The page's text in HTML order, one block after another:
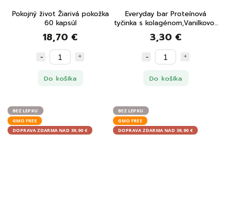
Pokojný život Žiarivá pokožka
60 kapsúl
18,70 €
Do košíka
Everyday bar Proteínová
tyčinka s kolagénom,Vanilkovo-
arašidový koláč 32 g
3,30 €
Do košíka
BEZ LEPKU
GMO FREE
DOPRAVA ZDARMA NAD 39,90 €
BEZ LEPKU
GMO FREE
DOPRAVA ZDARMA NAD 39,90 €